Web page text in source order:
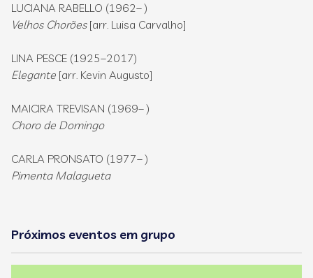
LUCIANA RABELLO (1962– )
Velhos Chorões[arr. Luisa Carvalho]
LINA PESCE (1925–2017)
Elegante [arr. Kevin Augusto]
MAICIRA TREVISAN (1969– )
Choro de Domingo
CARLA PRONSATO (1977– )
Pimenta Malagueta
Próximos eventos em grupo